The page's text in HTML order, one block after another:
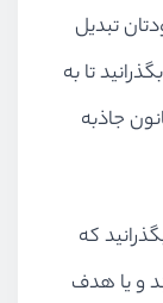
تبدیل
تا به
جاذبه
که
و یا هدف